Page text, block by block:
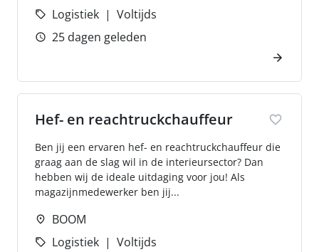
Logistiek
Voltijds
25 dagen geleden
Hef- en reachtruckchauffeur
Ben jij een ervaren hef- en reachtruckchauffeur die
graag aan de slag wil in de interieursector? Dan
hebben wij de ideale uitdaging voor jou! Als
magazijnmedewerker ben jij...
BOOM
Logistiek
Voltijds